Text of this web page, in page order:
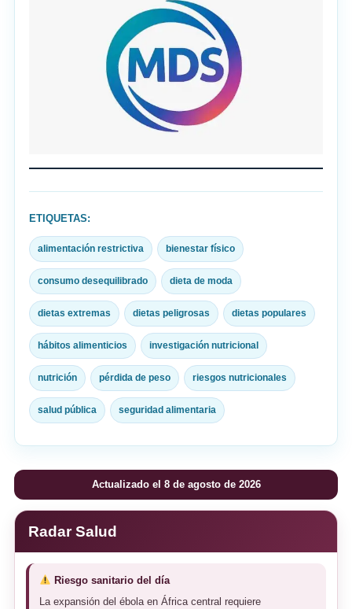
ETIQUETAS:
alimentación restrictiva bienestar físico
consumo desequilibrado dieta de moda
dietas extremas dietas peligrosas dietas populares
hábitos alimenticios investigación nutricional
nutrición pérdida de peso riesgos nutricionales
salud pública seguridad alimentaria
Actualizado el 8 de agosto de 2026
Radar Salud
Riesgo sanitario del día
La expansión del ébola en África central requiere